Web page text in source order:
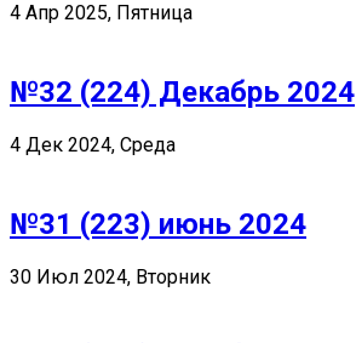
4 Апр 2025, Пятница
№32 (224) Декабрь 2024
4 Дек 2024, Среда
№31 (223) июнь 2024
30 Июл 2024, Вторник